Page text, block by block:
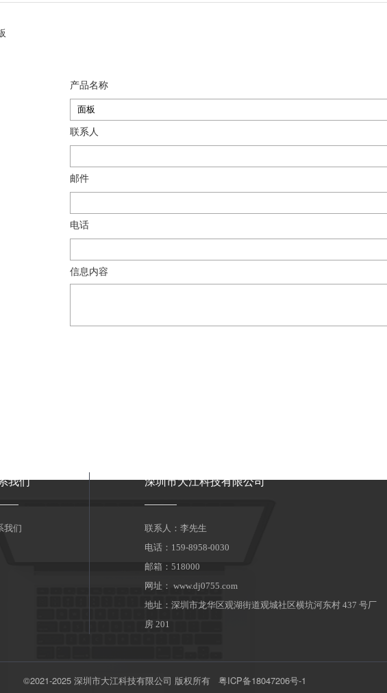
产品名称
联系人
邮件
电话
信息内容
我们
我们
深圳市大江科技有限公司
联系人：李先生
电话：159-8958-0030
邮箱：518000
网址： www.dj0755.com
地址：深圳市龙华区观湖街道观城社区横坑河东村 437 号厂
房 201
©2021-2025 深圳市大江科技有限公司 版权所有 粤ICP备18047206号-1